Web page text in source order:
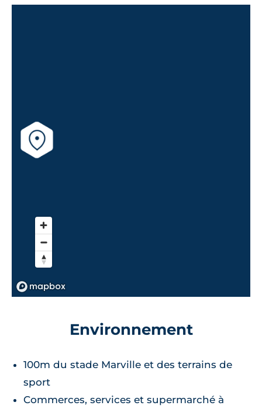
Environnement
100m du stade Marville et des terrains de
sport
Commerces, services et supermarché à